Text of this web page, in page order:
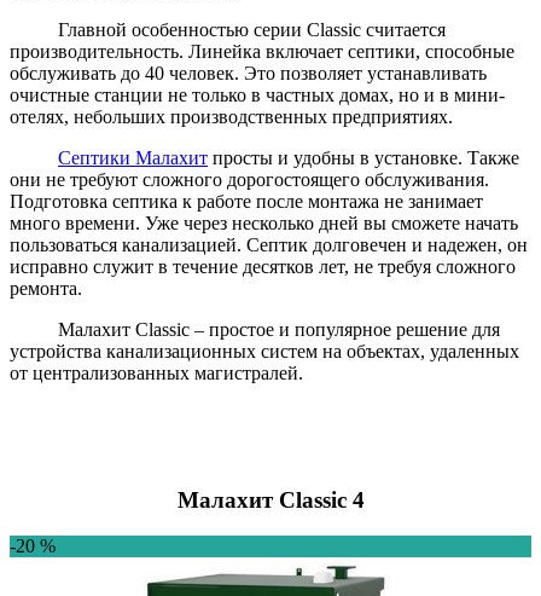
Главной особенностью серии Classic считается
производительность. Линейка включает септики, способные
обслуживать до 40 человек. Это позволяет устанавливать
очистные станции не только в частных домах, но и в мини-
отелях, небольших производственных предприятиях.
Септики Малахит просты и удобны в установке. Также
они не требуют сложного дорогостоящего обслуживания.
Подготовка септика к работе после монтажа не занимает
много времени. Уже через несколько дней вы сможете начать
пользоваться канализацией. Септик долговечен и надежен, он
исправно служит в течение десятков лет, не требуя сложного
ремонта.
Малахит Classic – простое и популярное решение для
устройства канализационных систем на объектах, удаленных
от централизованных магистралей.
Малахит Classic 4
-20 %